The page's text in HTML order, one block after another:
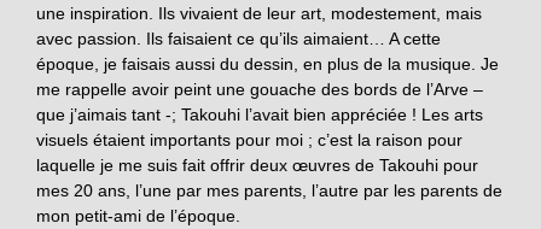
une inspiration. Ils vivaient de leur art, modestement, mais
avec passion. Ils faisaient ce qu’ils aimaient… A cette
époque, je faisais aussi du dessin, en plus de la musique. Je
me rappelle avoir peint une gouache des bords de l’Arve –
que j’aimais tant -; Takouhi l’avait bien appréciée ! Les arts
visuels étaient importants pour moi ; c’est la raison pour
laquelle je me suis fait offrir deux œuvres de Takouhi pour
mes 20 ans, l’une par mes parents, l’autre par les parents de
mon petit-ami de l’époque.